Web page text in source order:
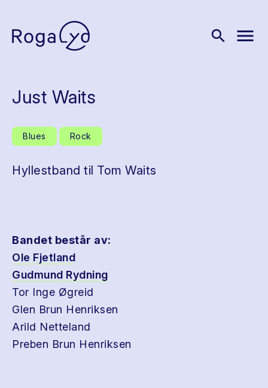
search menu
Just Waits
Blues Rock
Hyllestband til Tom Waits
Bandet består av:
Ole Fjetland
Gudmund Rydning
Tor Inge Øgreid
Glen Brun Henriksen
Arild Netteland
Preben Brun Henriksen